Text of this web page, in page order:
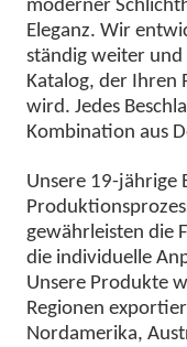
moderner
Eleganz. Wir
ständig weiter
Katalog, der
wird. Jedes
Kombination aus
Unsere 19-jährige
gewährleisten die
die individuelle
Unsere Produkte
Regionen
Nordamerika,